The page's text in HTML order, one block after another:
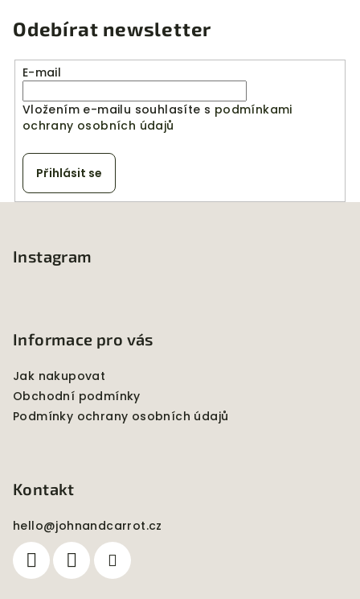
Odebírat newsletter
E-mail
Vložením e-mailu souhlasíte s podmínkami
ochrany osobních údajů
Přihlásit se
Instagram
Informace pro vás
Jak nakupovat
Obchodní podmínky
Podmínky ochrany osobních údajů
Kontakt
hello@johnandcarrot.cz